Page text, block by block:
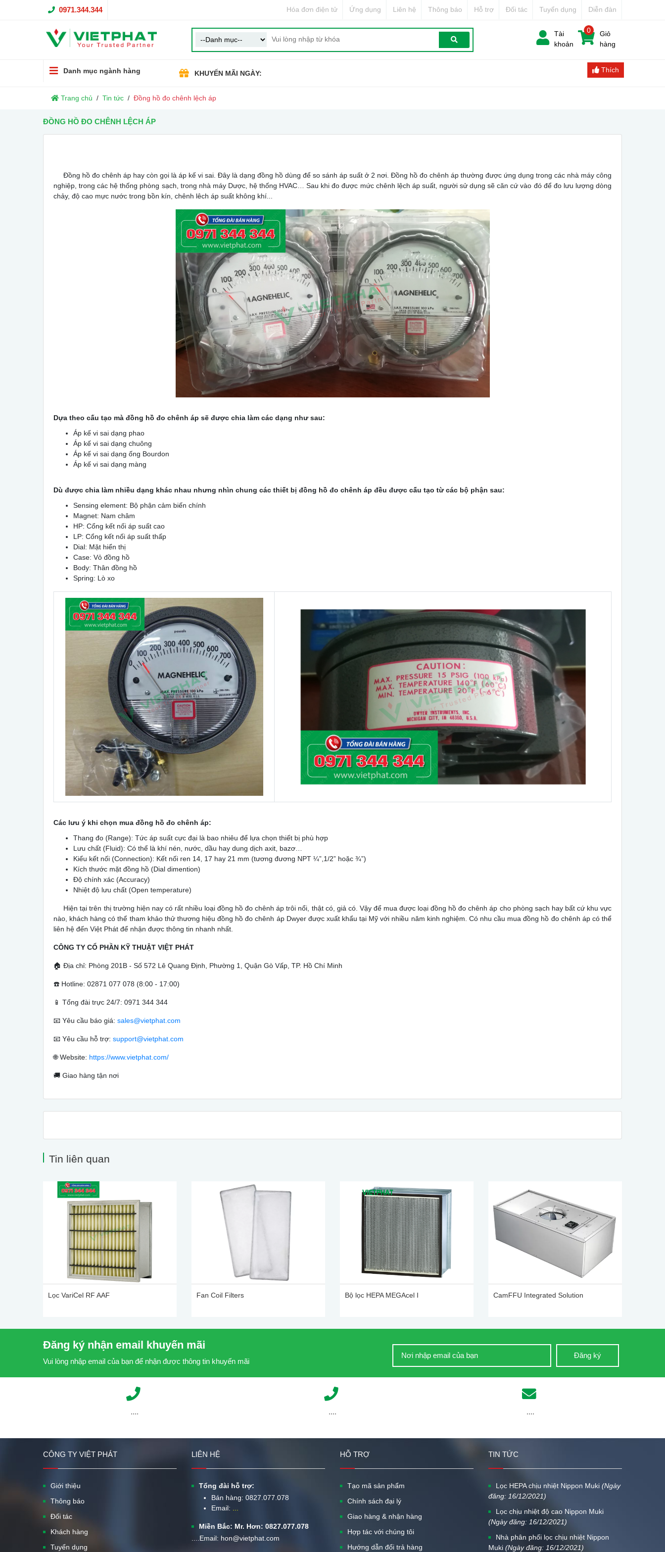
0971.344.344 Hóa đơn điện tử Ứng dụng Liên hệ Thông báo Hỗ trợ Đối tác Tuyển dụng Diễn đàn
Tài
khoản
0
Giỏ
hàng
Danh mục ngành hàng KHUYẾN MÃI NGÀY: Thích
Trang chủ Tin tức Đồng hồ đo chênh lệch áp
ĐỒNG HỒ ĐO CHÊNH LỆCH ÁP
Đồng hồ đo chênh áp hay còn gọi là áp kế vi sai. Đây là dạng đồng hồ dùng để so sánh áp suất ở 2 nơi. Đồng hồ đo chênh áp thường được ứng dụng trong các nhà máy công
nghiệp, trong các hệ thống phòng sạch, trong nhà máy Dược, hệ thống HVAC… Sau khi đo được mức chênh lệch áp suất, người sử dụng sẽ căn cứ vào đó để đo lưu lượng dòng
chảy, độ cao mực nước trong bồn kín, chênh lêch áp suất không khí...
Dựa theo cấu tạo mà đồng hồ đo chênh áp sẽ được chia làm các dạng như sau:
Áp kế vi sai dạng phao
Áp kế vi sai dạng chuông
Áp kế vi sai dạng ống Bourdon
Áp kế vi sai dạng màng
Dù được chia làm nhiều dạng khác nhau nhưng nhìn chung các thiết bị đồng hồ đo chênh áp đều được cấu tạo từ các bộ phận sau:
Sensing element: Bộ phận cảm biến chính
Magnet: Nam châm
HP: Cổng kết nối áp suất cao
LP: Cổng kết nối áp suất thấp
Dial: Mặt hiển thị
Case: Vỏ đồng hồ
Body: Thân đồng hồ
Spring: Lò xo
Các lưu ý khi chọn mua đồng hồ đo chênh áp:
Thang đo (Range): Tức áp suất cực đại là bao nhiêu để lựa chọn thiết bị phù hợp
Lưu chất (Fluid): Có thể là khí nén, nước, dầu hay dung dịch axit, bazơ…
Kiểu kết nối (Connection): Kết nối ren 14, 17 hay 21 mm (tương đương NPT ¼”,1/2” hoặc ¾”)
Kích thước mặt đồng hồ (Dial dimention)
Độ chính xác (Accuracy)
Nhiệt độ lưu chất (Open temperature)
Hiện tại trên thị trường hiện nay có rất nhiều loại đồng hồ đo chênh áp trôi nổi, thật có, giả có. Vậy để mua được loại đồng hồ đo chênh áp cho phòng sạch hay bất cứ khu vực
nào, khách hàng có thể tham khảo thử thương hiệu đồng hồ đo chênh áp Dwyer được xuất khẩu tại Mỹ với nhiều năm kinh nghiệm. Có nhu cầu mua đồng hồ đo chênh áp có thể
liên hệ đến Việt Phát để nhận được thông tin nhanh nhất.
CÔNG TY CỔ PHẦN KỸ THUẬT VIỆT PHÁT
🏠 Địa chỉ: Phòng 201B - Số 572 Lê Quang Định, Phường 1, Quận Gò Vấp, TP. Hồ Chí Minh
☎️ Hotline: 02871 077 078 (8:00 - 17:00)
📱 Tổng đài trực 24/7: 0971 344 344
📧 Yêu cầu báo giá: sales@vietphat.com
📧 Yêu cầu hỗ trợ: support@vietphat.com
🌐 Website: https://www.vietphat.com/
🚚 Giao hàng tận nơi
Tin liên quan
Lọc VariCel RF AAF Fan Coil Filters Bộ lọc HEPA MEGAcel I CamFFU Integrated Solution
Đăng ký nhận email khuyến mãi
Vui lòng nhập email của bạn để nhận được thông tin khuyến mãi
Đăng ký
.... .... ....
CÔNG TY VIỆT PHÁT
Giới thiệu
Thông báo
Đối tác
Khách hàng
Tuyển dụng
LIÊN HỆ
Tổng đài hỗ trợ:
Bán hàng: 0827.077.078
Email:
Miền Bắc: Mr. Hơn: 0827.077.078
....Email: hon@vietphat.com
HỖ TRỢ
Tạo mã sản phẩm
Chính sách đại lý
Giao hàng & nhận hàng
Hợp tác với chúng tôi
Hướng dẫn đổi trả hàng
TIN TỨC
Lọc HEPA chịu nhiệt Nippon Muki (Ngày
đăng: 16/12/2021)
Lọc chịu nhiệt độ cao Nippon Muki
(Ngày đăng: 16/12/2021)
Nhà phân phối lọc chịu nhiệt Nippon
Muki (Ngày đăng: 16/12/2021)